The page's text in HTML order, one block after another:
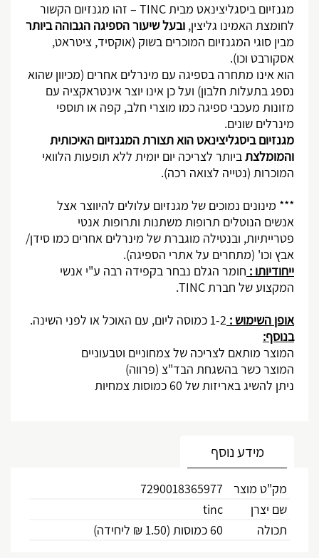
מגנזיום ביסגליצינאט מביתTINC – זהו מגנזיום הקשור
לחומצת האמינו גליצין, ובעל שיעור הספיגה הגבוהה ביותר
מבין סוגי המגנזיום המוכרים בשוק (אוקסיד, ציטראט,
אסקורבט וכו).
הוא אינו מתחרה בספיגה עם מינרלים אחרים (מכיוון שהוא
נספג בתעלות חלבון) ועל כן אינו יוצר אינטראקציה עם
מזונות מעכבי ספיגה כמו מוצרי חלב, קפה או תוספי
מינרלים שונים.
מגנזיום ביסגליצינאט הוא תצורת המגנזיום האיכותית
והמומלצתביותר לצריכה יום יומית ללא תופעות הלוואי
המוכרות (נטייה לצואה רכה).
*** מינונים נמוכים של מגנזיום עלולים להיווצר אצל
אנשים הנוטלים תרופות משתנות ותרופות אנטי
פטרייתיות, ובנטילה מוגברת של מינרלים אחרים כמו סידן/
אבץ וכו' (מתחרים על אתרי הספיגה).
ייחודיותו : חומר הגלם נבחר בקפידה רבה ע"י אנשי
המקצוע של חברתTINC
.
אופן השימוש : 1-2 כמוסה ליום, עם האוכל או לפני השינה.
בנוסף:
המוצר מותאם לצריכה של צמחוניים וטבעוניים
המוצר כשר בהשגחת הבד"צ (פרווה)
ניתן להשיג באריזות של 60 כמוסות צמחיות
מידע נוסף
מק"ט מוצר
7290018365977
שם יצרן
tinc
תכולה
60 כמוסות (1.50 ₪ ליחידה)